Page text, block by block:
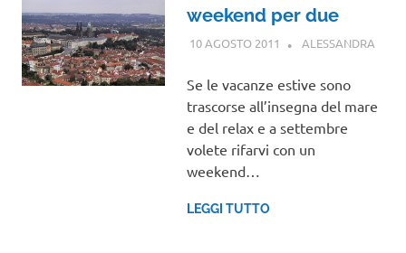
weekend per due
10 AGOSTO 2011 ALESSANDRA
Se le vacanze estive sono
trascorse all’insegna del mare
e del relax e a settembre
volete rifarvi con un
weekend…
LEGGI TUTTO